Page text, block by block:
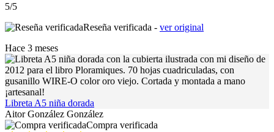
5/5
Reseña verificada - ver original
Hace 3 meses
Libreta A5 niña dorada
Aitor González González
Compra verificada